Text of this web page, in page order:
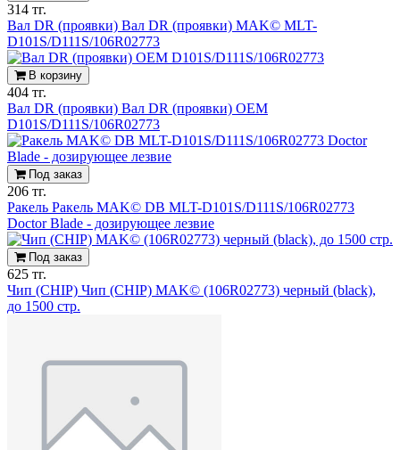
314 тг.
Вал DR (проявки) Вал DR (проявки) MAK© MLT-
D101S/D111S/106R02773
В корзину
404 тг.
Вал DR (проявки) Вал DR (проявки) OEM
D101S/D111S/106R02773
Под заказ
206 тг.
Ракель Ракель MAK© DB MLT-D101S/D111S/106R02773
Doсtor Blade - дозирующее лезвие
Под заказ
625 тг.
Чип (CHIP) Чип (CHIP) MAK© (106R02773) черный (black),
до 1500 стр.